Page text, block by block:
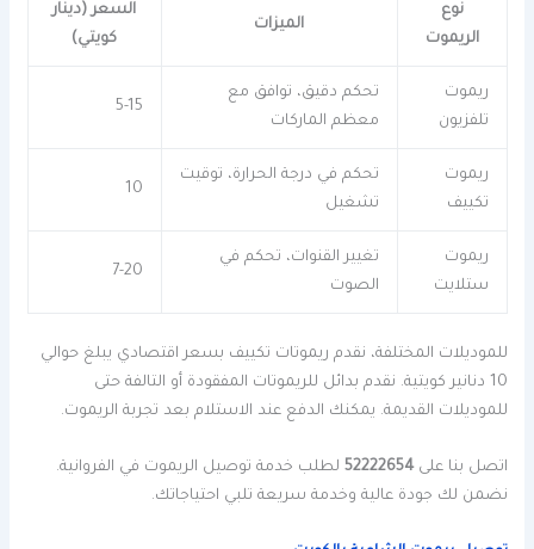
نوع
الريموت
الميزات
السعر (دينار
كويتي)
ريموت
تلفزيون
تحكم دقيق، توافق مع
معظم الماركات
5-15
ريموت
تكييف
تحكم في درجة الحرارة، توقيت
تشغيل
10
ريموت
ستلايت
تغيير القنوات، تحكم في
الصوت
7-20
للموديلات المختلفة، نقدم ريموتات تكييف بسعر اقتصادي يبلغ حوالي
10 دنانير كويتية. نقدم بدائل للريموتات المفقودة أو التالفة حتى
للموديلات القديمة. يمكنك الدفع عند الاستلام بعد تجربة الريموت.
اتصل بنا على52222654 لطلب خدمة توصيل الريموت في الفروانية.
نضمن لك جودة عالية وخدمة سريعة تلبي احتياجاتك.